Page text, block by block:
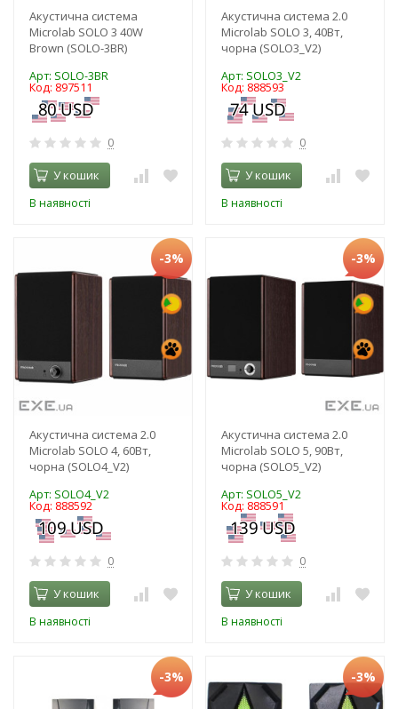
Акустична система
Microlab SOLO 3 40W
Brown (SOLO-3BR)
Арт: SOLO-3BR
Код: 897511
0
У кошик
В наявності
Акустична система 2.0
Microlab SOLO 3, 40Вт,
чорна (SOLO3_V2)
Арт: SOLO3_V2
Код: 888593
0
У кошик
В наявності
-3%
Акустична система 2.0
Microlab SOLO 4, 60Вт,
чорна (SOLO4_V2)
Арт: SOLO4_V2
Код: 888592
0
У кошик
В наявності
-3%
Акустична система 2.0
Microlab SOLO 5, 90Вт,
чорна (SOLO5_V2)
Арт: SOLO5_V2
Код: 888591
0
У кошик
В наявності
-3% -3%